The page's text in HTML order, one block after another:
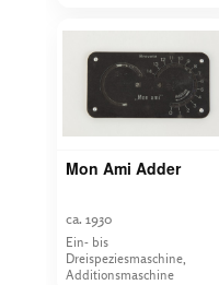
Mon Ami Adder
ca. 1930
Ein- bis
Dreispeziesmaschine,
Additionsmaschine